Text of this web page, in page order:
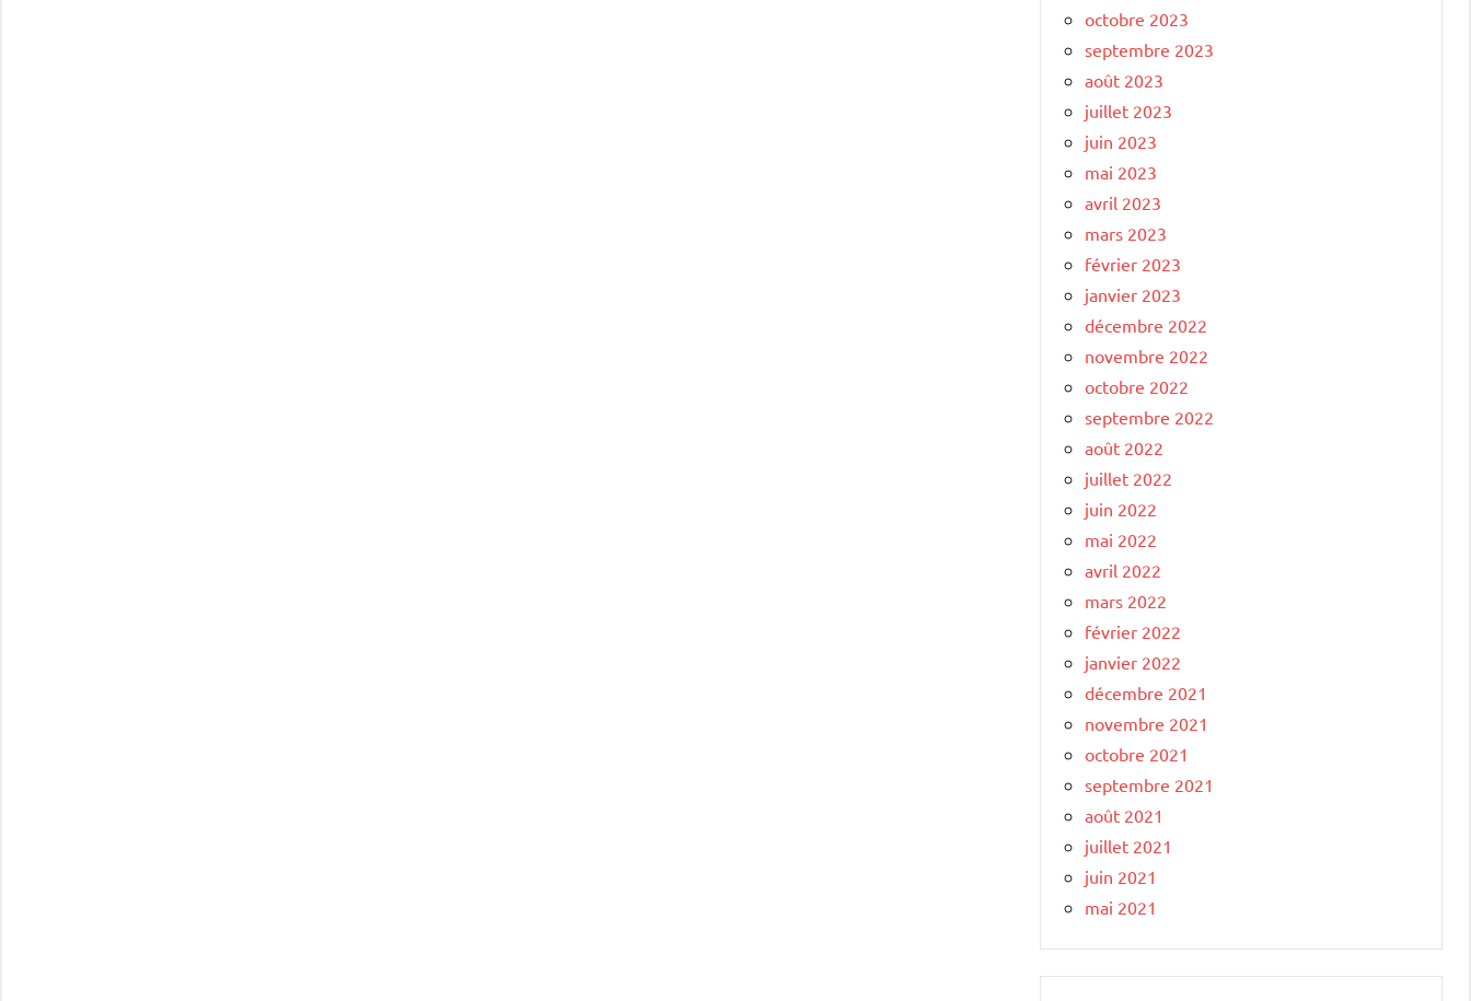
octobre 2023
septembre 2023
août 2023
juillet 2023
juin 2023
mai 2023
avril 2023
mars 2023
février 2023
janvier 2023
décembre 2022
novembre 2022
octobre 2022
septembre 2022
août 2022
juillet 2022
juin 2022
mai 2022
avril 2022
mars 2022
février 2022
janvier 2022
décembre 2021
novembre 2021
octobre 2021
septembre 2021
août 2021
juillet 2021
juin 2021
mai 2021